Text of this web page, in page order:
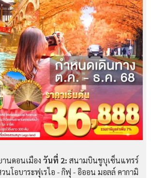
านดอนเมือง วันที่ 2: สนามบินชูบุเซ็นแทรร์
วนโอบาระฟุเรไอ - กิฟุ - อิออน มอลล์ คากามิ